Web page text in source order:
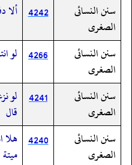
سنن النسائى
الصغرى
4242 ألا
سنن النسائى
الصغرى
4266 لو
سنن النسائى
الصغرى
4241
لو
قال
سنن النسائى
الصغرى
4240 هلا